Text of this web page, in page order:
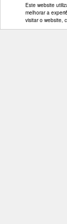
Este website
melhorar a
visitar o website,
Mário